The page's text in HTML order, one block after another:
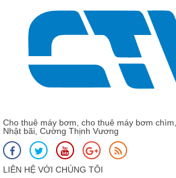
Cho thuê máy bơm, cho thuê máy bơm
Nhật bãi, Cường Thịnh Vương
LIÊN HỆ VỚI CHÚNG TÔI